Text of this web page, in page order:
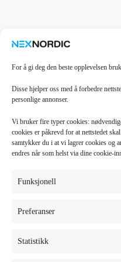
For å gi deg den beste opplevelsen
Disse hjelper oss med å forbedre
personlige annonser.
Vi bruker fire typer cookies:
cookies er påkrevd for at nettstedet
samtykker du i at vi lagrer cookies og
endres når som helst via dine cookie-
Funksjonell
Preferanser
Statistikk